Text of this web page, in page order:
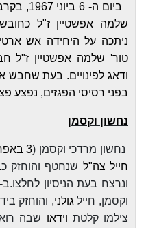
ביום ה-
שלמה אפשטיין ז"ל כחובש
ניתכה על היחידה אש
טור' שלמה אפשטיין ז"ל
ודאג לפינויים. בעת שחבש
בפני רסיסי הפגזים, נפצע
נחשון וקסמן
נחשון מרדכי וקסמן (3 באפריל
חייל צה"ל שנחטף והוחזק כ
ונרצח בעת הניסיון
וקסמן, חייל גולני, והוחזק
צילמו קלטת וידאו שבה